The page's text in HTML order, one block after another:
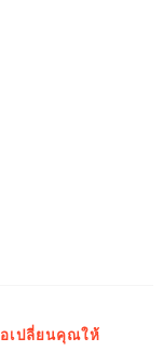
อเปลี่ยนคุณให้